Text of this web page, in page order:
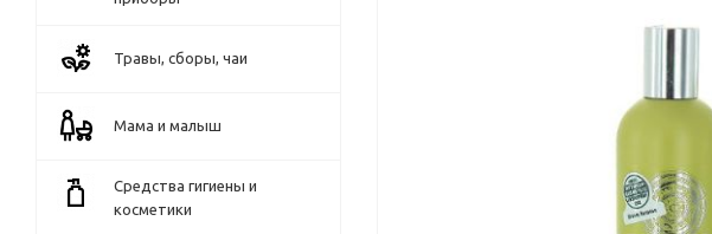
Травы, сборы, чаи
Мама и малыш
Средства гигиены и
косметики